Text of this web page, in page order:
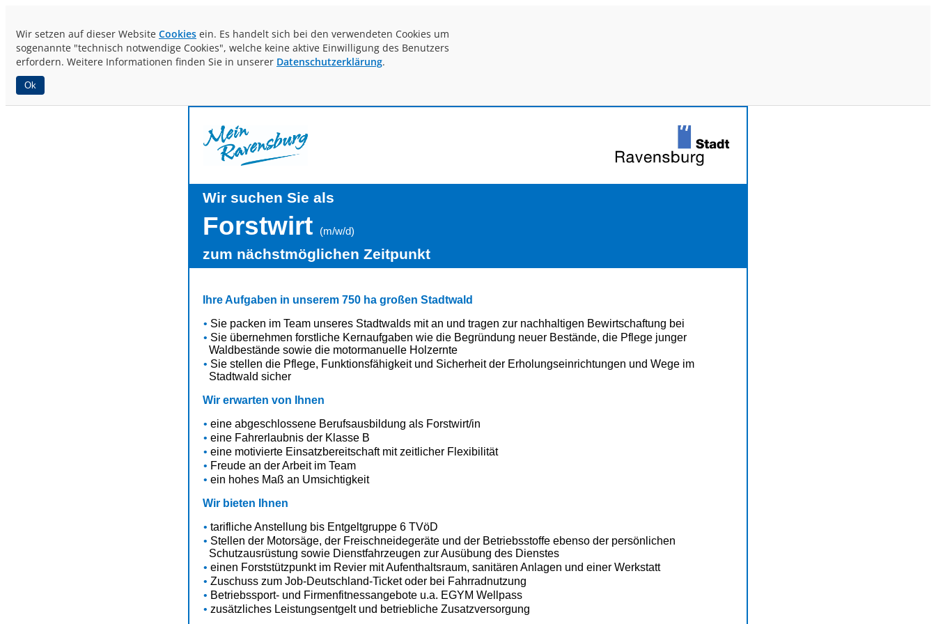
Wir setzen auf dieser Website Cookies ein. Es handelt sich bei den verwendeten Cookies um
sogenannte "technisch notwendige Cookies", welche keine aktive Einwilligung des Benutzers
erfordern. Weitere Informationen finden Sie in unserer Datenschutzerklärung.
Ok
Wir suchen Sie als
Forstwirt (m/w/d)
zum nächstmöglichen Zeitpunkt
Ihre Aufgaben in unserem 750 ha großen Stadtwald
Sie packen im Team unseres Stadtwalds mit an und tragen zur nachhaltigen Bewirtschaftung bei
Sie übernehmen forstliche Kernaufgaben wie die Begründung neuer Bestände, die Pflege junger
Waldbestände sowie die motormanuelle Holzernte
Sie stellen die Pflege, Funktionsfähigkeit und Sicherheit der Erholungseinrichtungen und Wege im
Stadtwald sicher
Wir erwarten von Ihnen
eine abgeschlossene Berufsausbildung als Forstwirt/in
eine Fahrerlaubnis der Klasse B
eine motivierte Einsatzbereitschaft mit zeitlicher Flexibilität
Freude an der Arbeit im Team
ein hohes Maß an Umsichtigkeit
Wir bieten Ihnen
tarifliche Anstellung bis Entgeltgruppe 6 TVöD
Stellen der Motorsäge, der Freischneidegeräte und der Betriebsstoffe ebenso der persönlichen
Schutzausrüstung sowie Dienstfahrzeugen zur Ausübung des Dienstes
einen Forststützpunkt im Revier mit Aufenthaltsraum, sanitären Anlagen und einer Werkstatt
Zuschuss zum Job-Deutschland-Ticket oder bei Fahrradnutzung
Betriebssport- und Firmenfitnessangebote u.a. EGYM Wellpass
zusätzliches Leistungsentgelt und betriebliche Zusatzversorgung